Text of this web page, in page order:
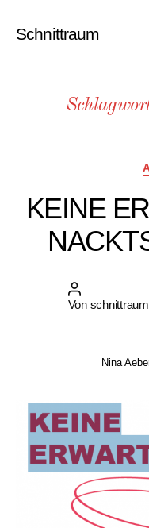
Schnittraum
KEINE
Von schnittraum
Nina